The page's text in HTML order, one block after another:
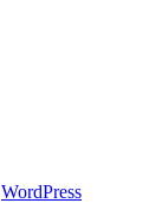
WordPress